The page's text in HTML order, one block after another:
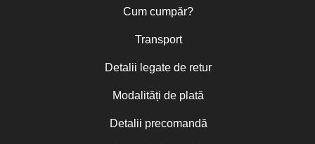
Cum cumpăr?
Transport
Detalii legate de retur
Modalități de plată
Detalii precomandă